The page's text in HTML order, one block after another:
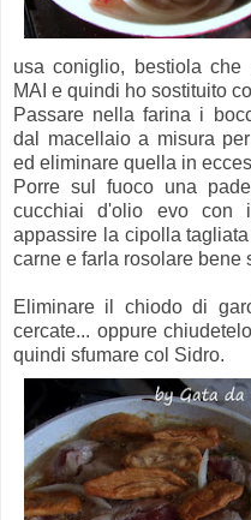
usa coniglio, bestiola che
MAI e quindi ho sostituito
Passare nella farina i
dal macellaio a misura
ed eliminare quella in
Porre sul fuoco una
cucchiai d'olio evo con
appassire la cipolla
carne e farla rosolare bene
Eliminare il chiodo di
cercate... oppure
quindi sfumare col Sidro.